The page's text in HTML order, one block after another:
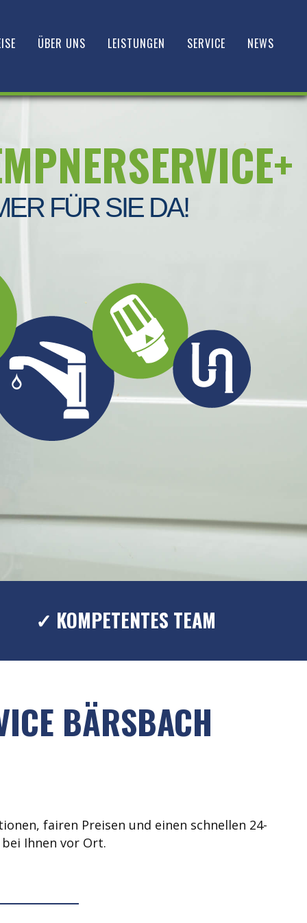
ÜBER UNS LEISTUNGEN SERVICE NEWS
FÜR SIE DA!
✓ KOMPETENTES TEAM
BÄRSBACH
fairen Preisen und einen schnellen 24-
Ihnen vor Ort.